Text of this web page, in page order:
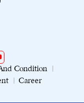
Condition
Career